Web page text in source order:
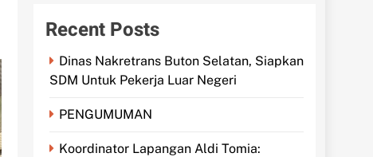
Recent Posts
Dinas Nakretrans Buton Selatan, Siapkan
SDM Untuk Pekerja Luar Negeri
PENGUMUMAN
Koordinator Lapangan Aldi Tomia: